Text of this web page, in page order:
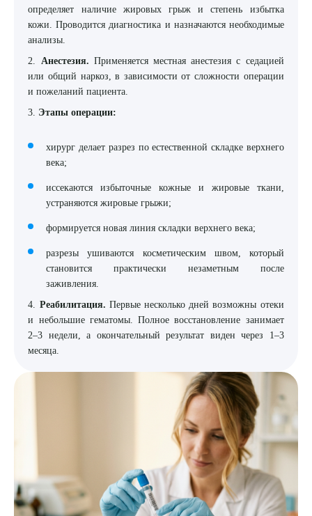
определяет наличие жировых грыж и степень избытка
кожи. Проводится диагностика и назначаются необходимые
анализы.
2. Анестезия. Применяется местная анестезия с седацией
или общий наркоз, в зависимости от сложности операции
и пожеланий пациента.
3. Этапы операции:
хирург делает разрез по естественной складке верхнего
века;
иссекаются избыточные кожные и жировые ткани,
устраняются жировые грыжи;
формируется новая линия складки верхнего века;
разрезы ушиваются косметическим швом, который
становится практически незаметным после
заживления.
4. Реабилитация. Первые несколько дней возможны отеки
и небольшие гематомы. Полное восстановление занимает
2–3 недели, а окончательный результат виден через 1–3
месяца.